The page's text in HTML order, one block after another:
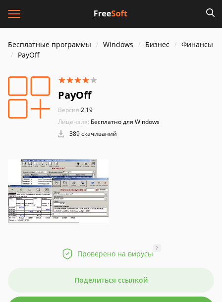
Бесплатные программы Windows Бизнес
Финансы
PayOff
PayOff
Версия:2.19
Лицензия: Бесплатно для Windows
389 скачиваний
Проверено на вирусы
?
Поделиться ссылкой